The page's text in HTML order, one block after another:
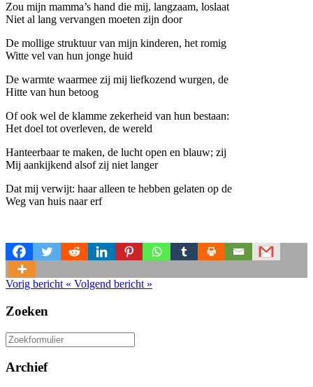
Zou mijn mamma’s hand die mij, langzaam, loslaat
Niet al lang vervangen moeten zijn door
De mollige struktuur van mijn kinderen, het romig
Witte vel van hun jonge huid
De warmte waarmee zij mij liefkozend wurgen, de
Hitte van hun betoog
Of ook wel de klamme zekerheid van hun bestaan:
Het doel tot overleven, de wereld
Hanteerbaar te maken, de lucht open en blauw; zij
Mij aankijkend alsof zij niet langer
Dat mij verwijt: haar alleen te hebben gelaten op de
Weg van huis naar erf
Vorig bericht « Volgend bericht »
Zoeken
Zoeken
naar:
Archief